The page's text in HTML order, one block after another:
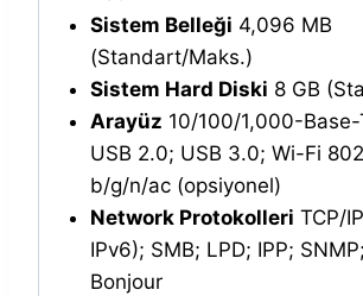
Sistem Belleği 4,096 MB
(Standart/Maks.)
Sistem Hard Diski 8 GB
Arayüz 10/100/1,000-
USB 2.0; USB 3.0; Wi-Fi
b/g/n/ac (opsiyonel)
Network Protokolleri TCP/
IPv6); SMB; LPD; IPP;
Bonjour